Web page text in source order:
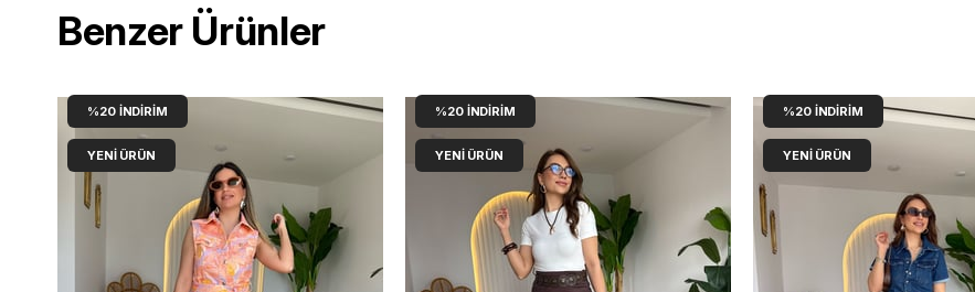
Benzer Ürünler
%20 İNDIRIM
YENI ÜRÜN
%20 İNDIRIM
YENI ÜRÜN
%20 İNDIRIM
YENI ÜRÜN